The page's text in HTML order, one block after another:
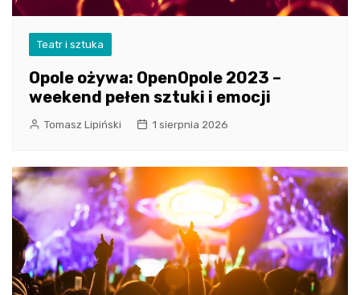
Teatr i sztuka
Opole ożywa: OpenOpole 2023 –
weekend pełen sztuki i emocji
Tomasz Lipiński 1 sierpnia 2026